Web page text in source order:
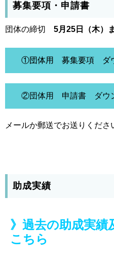
募集要項・申請書
団体の締切 5月25日（木）
①団体用 募集要項 ダ
②団体用 申請書 ダウ
メールか郵送でお送りくださ
助成実績
》過去の助成実績
こちら